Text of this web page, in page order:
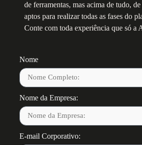
de ferramentas, mas acima de tudo,
aptos para realizar todas as fases do
Conte com toda experiência que só a
Nome
Nome da Empresa:
E-mail Corporativo: